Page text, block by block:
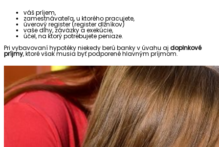
váš príjem,
zamestnávateľa, u ktorého pracujete,
úverový register (register dlžníkov)
vaše dlhy, záväzky a exekúcie,
účel, na ktorý potrebujete peniaze.
Pri vybavovaní hypotéky niekedy berú banky v úvahu aj doplnkové
príjmy, ktoré však musia byť podporené hlavným príjmom.